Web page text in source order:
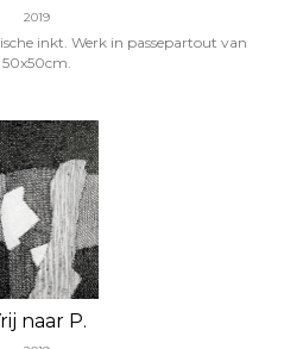
2019
inkt. Werk in passepartout van
50x50cm.
naar P.